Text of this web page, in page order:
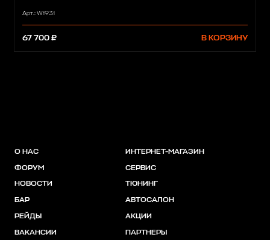
Арт.: W1931
67 700 ₽ В КОРЗИНУ
О НАС
ФОРУМ
НОВОСТИ
БАР
РЕЙДЫ
ВАКАНСИИ
ИНТЕРНЕТ-МАГАЗИН
СЕРВИС
ТЮНИНГ
АВТОСАЛОН
АКЦИИ
ПАРТНЕРЫ